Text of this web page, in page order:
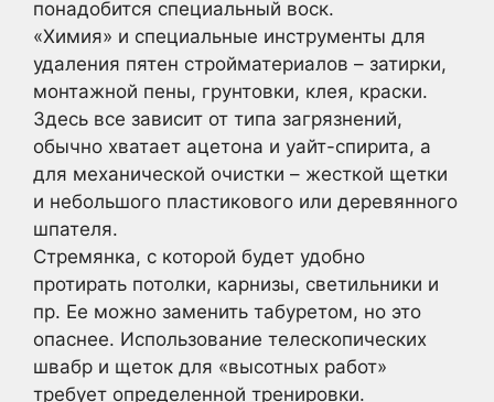
понадобится специальный воск.
«Химия» и специальные инструменты для
удаления пятен стройматериалов – затирки,
монтажной пены, грунтовки, клея, краски.
Здесь все зависит от типа загрязнений,
обычно хватает ацетона и уайт-спирита, а
для механической очистки – жесткой щетки
и небольшого пластикового или деревянного
шпателя.
Стремянка, с которой будет удобно
протирать потолки, карнизы, светильники и
пр. Ее можно заменить табуретом, но это
опаснее. Использование телескопических
швабр и щеток для «высотных работ»
требует определенной тренировки.